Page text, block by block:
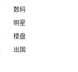
数码
明星
楼盘
出国